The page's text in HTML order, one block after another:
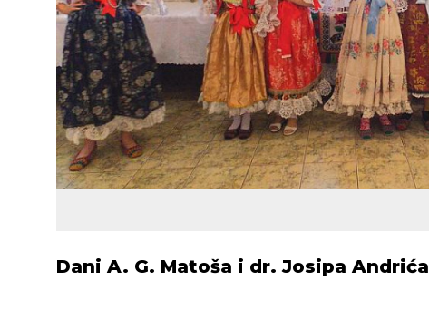
Dani A. G. Matoša i dr. Josipa Andrića